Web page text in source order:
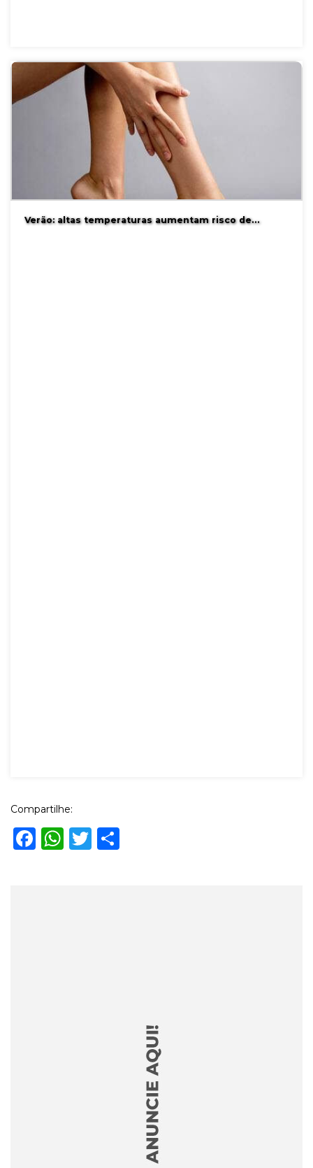
Verão: altas temperaturas aumentam risco de…
Compartilhe:
Facebook
WhatsApp
Twitter